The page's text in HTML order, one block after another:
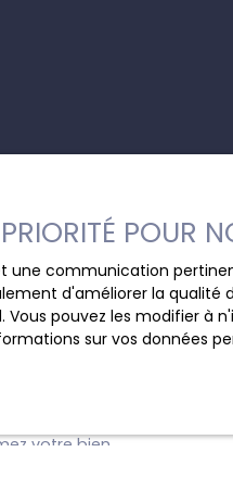
votre bien
POUR
communication
d'améliorer la qualité
pouvez les modifier à
sur vos données